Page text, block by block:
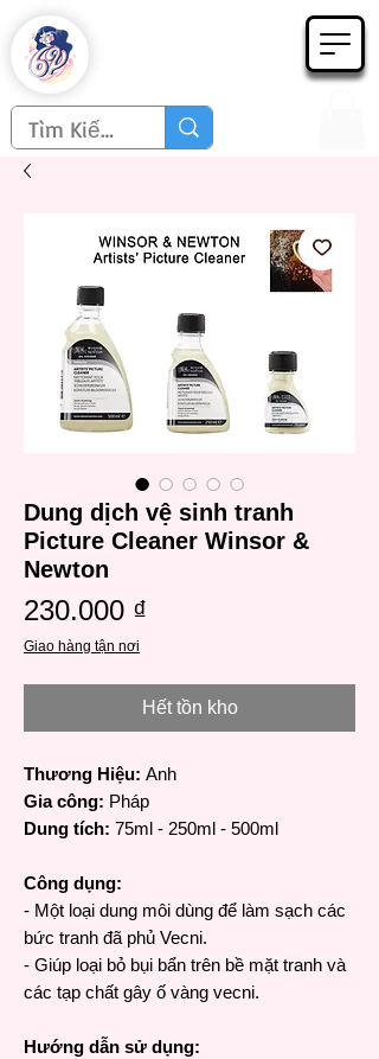
Dung dịch vệ sinh tranh
Picture Cleaner Winsor &
Newton
230.000 ₫
Giao hàng tận nơi
Hết tồn kho
Thương Hiệu: Anh
Gia công: Pháp
Dung tích: 75ml - 250ml - 500ml
Công dụng:
- Một loại dung môi dùng để làm sạch các
bức tranh đã phủ Vecni.
- Giúp loại bỏ bụi bẩn trên bề mặt tranh và
các tạp chất gây ố vàng vecni.
Hướng dẫn sử dụng: